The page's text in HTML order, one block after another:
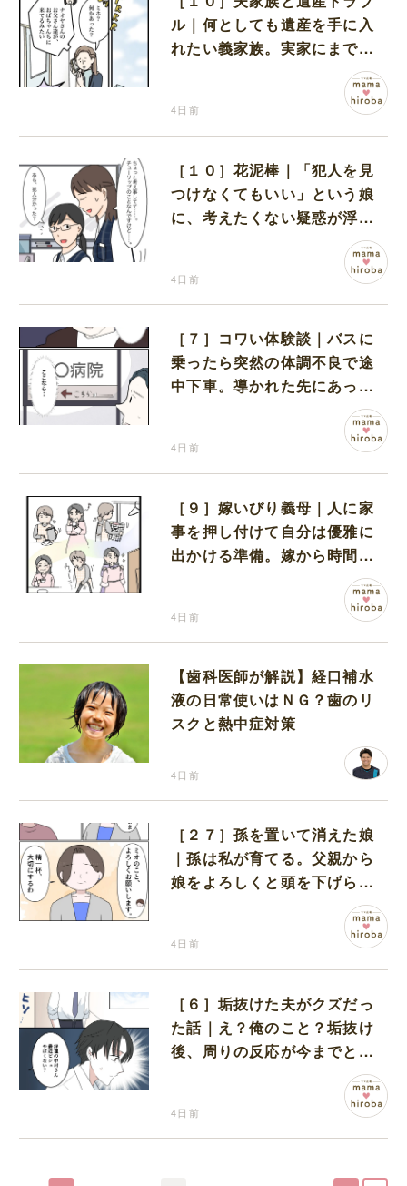
ル｜何としても遺産を手に入
れたい義家族。実家にまで押
しかける執念に言葉を失う
4日前
［１０］花泥棒｜「犯人を見
つけなくてもいい」という娘
に、考えたくない疑惑が浮か
4日前
［７］コワい体験談｜バスに
乗ったら突然の体調不良で途
中下車。導かれた先にあった
4日前
［９］嫁いびり義母｜人に家
事を押し付けて自分は優雅に
出かける準備。嫁から時間も
4日前
【歯科医師が解説】経口補水
液の日常使いはＮＧ？歯のリ
スクと熱中症対策
4日前
［２７］孫を置いて消えた娘
｜孫は私が育てる。父親から
娘をよろしくと頭を下げられ
4日前
［６］垢抜けた夫がクズだっ
た話｜え？俺のこと？垢抜け
後、周りの反応が今までと違
4日前